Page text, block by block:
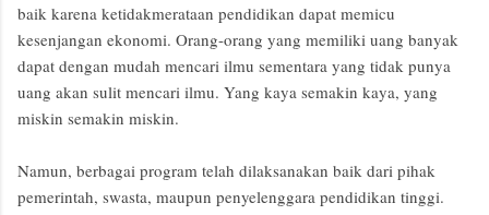
baik karena ketidakmerataan pendidikan dapat memicu
kesenjangan ekonomi. Orang-orang yang memiliki uang banyak
dapat dengan mudah mencari ilmu sementara yang tidak punya
uang akan sulit mencari ilmu. Yang kaya semakin kaya, yang
miskin semakin miskin.
Namun, berbagai program telah dilaksanakan baik dari pihak
pemerintah, swasta, maupun penyelenggara pendidikan tinggi.